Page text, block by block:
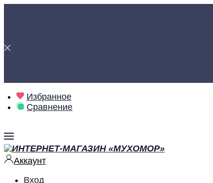
Избранное
Сравнение
Аккаунт
Вход